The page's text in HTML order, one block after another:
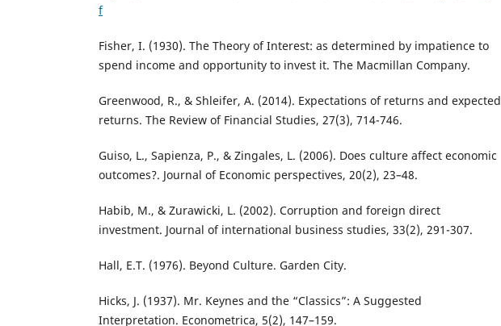
f
Fisher, I. (1930). The Theory of Interest: as determined by impatience to
spend income and opportunity to invest it. The Macmillan Company.
Greenwood, R., & Shleifer, A. (2014). Expectations of returns and expected
returns. The Review of Financial Studies, 27(3), 714-746.
Guiso, L., Sapienza, P., & Zingales, L. (2006). Does culture affect economic
outcomes?. Journal of Economic perspectives, 20(2), 23–48.
Habib, M., & Zurawicki, L. (2002). Corruption and foreign direct
investment. Journal of international business studies, 33(2), 291-307.
Hall, E.T. (1976). Beyond Culture. Garden City.
Hicks, J. (1937). Mr. Keynes and the “Classics”: A Suggested
Interpretation. Econometrica, 5(2), 147–159.